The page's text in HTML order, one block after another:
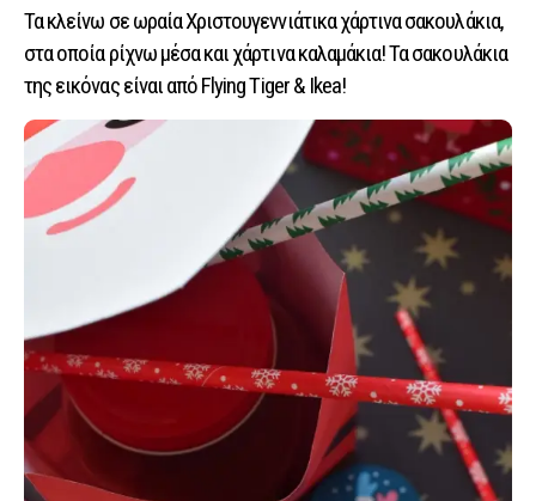
Τα κλείνω σε ωραία Χριστουγεννιάτικα χάρτινα σακουλάκια,
στα οποία ρίχνω μέσα και χάρτινα καλαμάκια! Τα σακουλάκια
της εικόνας είναι από Flying Tiger & Ikea!